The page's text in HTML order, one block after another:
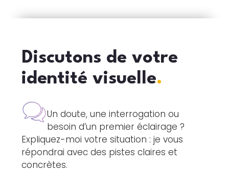
Discutons de votre
identité visuelle.
Un doute, une interrogation ou
besoin d’un premier éclairage ?
Expliquez-moi votre situation : je vous
répondrai avec des pistes claires et
concrètes.